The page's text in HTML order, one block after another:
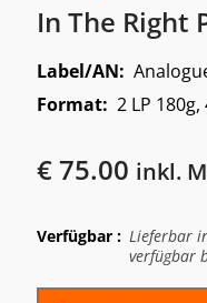
In The Right
Label/AN:
Format: 2 LP 180g,
€75.00 inkl.
Verfügbar : Lieferbar
verfügbar